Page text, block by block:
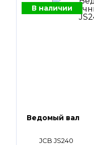
В наличии
Ведомый вал
JCB JS240